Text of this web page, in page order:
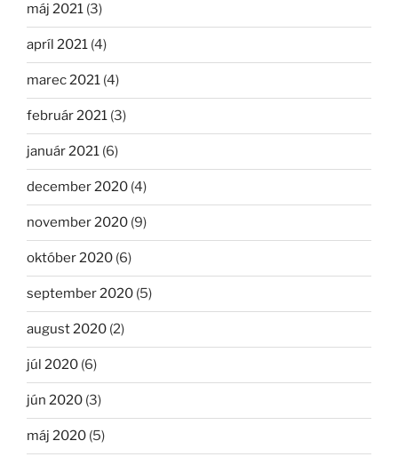
máj 2021 (3)
apríl 2021 (4)
marec 2021 (4)
február 2021 (3)
január 2021 (6)
december 2020 (4)
november 2020 (9)
október 2020 (6)
september 2020 (5)
august 2020 (2)
júl 2020 (6)
jún 2020 (3)
máj 2020 (5)